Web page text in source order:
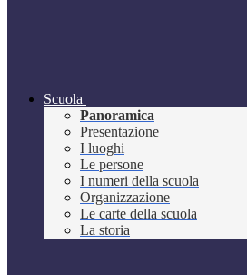
Scuola
Panoramica
Presentazione
I luoghi
Le persone
I numeri della scuola
Organizzazione
Le carte della scuola
La storia